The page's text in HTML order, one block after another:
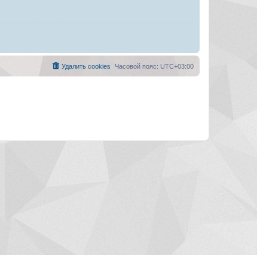
Часовой пояс: UTC+03:00
Удалить cookies